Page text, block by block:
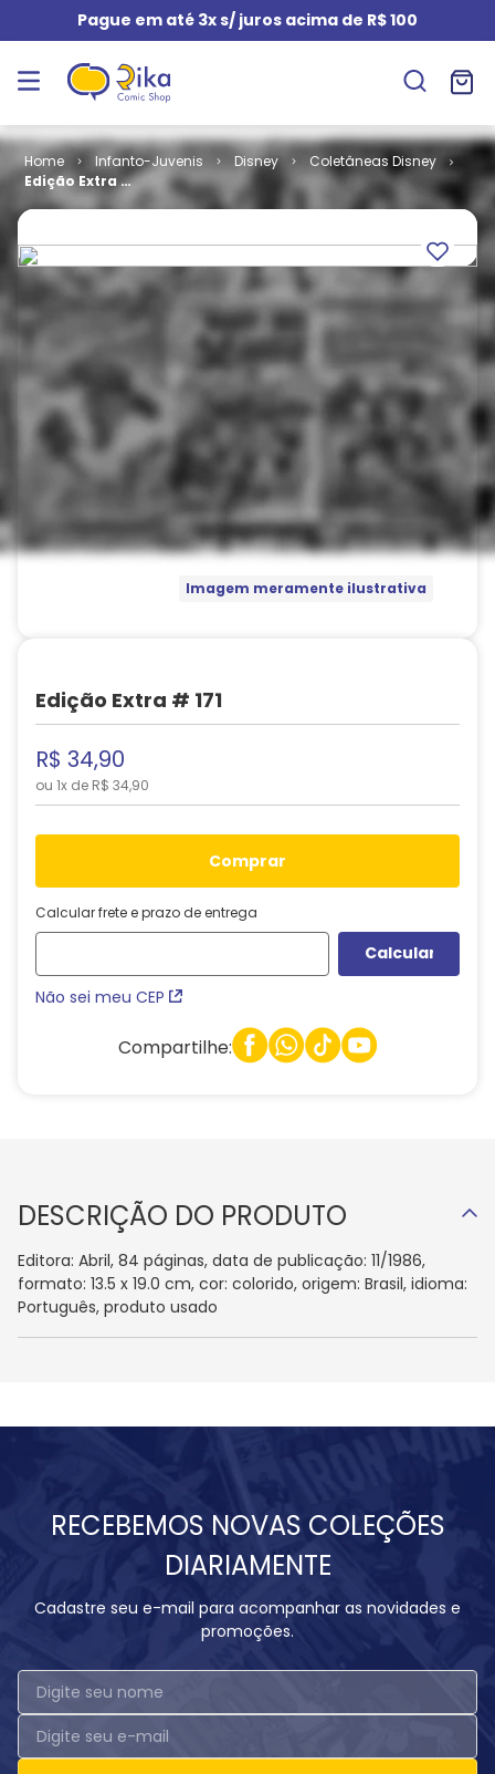
Pague em até 3x s/ juros acima de R$ 100
Infanto-Juvenis Disney
Coletâneas Disney
Edição Extra #
Imagem meramente ilustrativa
Edição Extra # 171
R$ 34,90
ou 1x de R$ 34,90
comprar
Calcular frete e prazo de entrega
Não sei meu CEP
Compartilhe:
DESCRIÇÃO DO PRODUTO
Editora: Abril, 84 páginas, data de publicação: 11/1986,
formato: 13.5 x 19.0 cm, cor: colorido, origem: Brasil, idioma:
Português, produto usado
RECEBEMOS NOVAS COLEÇÕES
DIARIAMENTE
Cadastre seu e-mail para acompanhar as novidades e
promoções.